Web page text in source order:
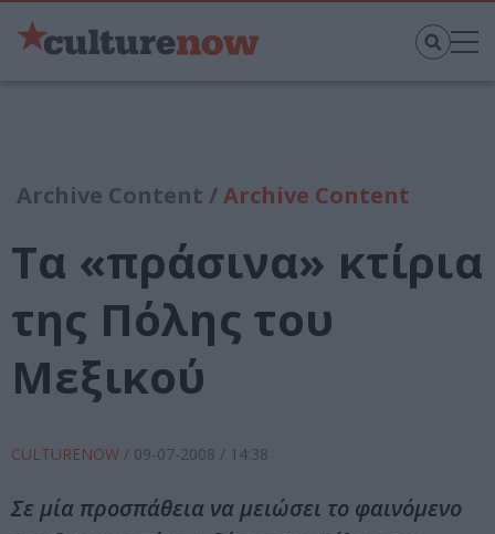
Archive Content /Archive Content
Τα «πράσινα» κτίρια
της Πόλης του
Μεξικού
CULTURENOW / 09-07-2008 / 14:38
Σε μία προσπάθεια να μειώσει το φαινόμενο